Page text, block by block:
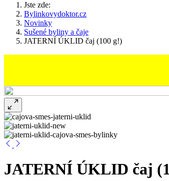
Jste zde:
Bylinkovydoktor.cz
Novinky
Sušené byliny a čaje
JATERNÍ ÚKLID čaj (100 g!)
JATERNÍ ÚKLID čaj